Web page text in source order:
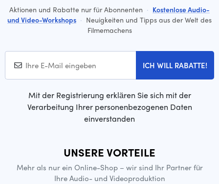
Aktionen und Rabatte nur für Abonnenten · Kostenlose Audio-
und Video-Workshops · Neuigkeiten und Tipps aus der Welt des
Filmemachens
ICH WILL RABATTE!
Mit der Registrierung erklären Sie sich mit der
Verarbeitung Ihrer personenbezogenen Daten
einverstanden
UNSERE VORTEILE
Mehr als nur ein Online-Shop – wir sind Ihr Partner für
Ihre Audio- und Videoproduktion